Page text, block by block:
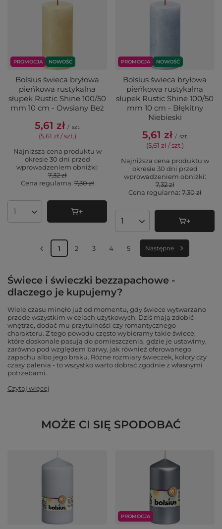
PROMOCJA NOWOŚĆ
Bolsius świeca bryłowa
pieńkowa rustykalna
słupek Rustic Shine 100/50
mm 10 cm - Owsiany Beż
5,61 zł / szt.
(5,61 zł / szt.)
Najniższa cena produktu w
okresie 30 dni przed
wprowadzeniem obniżki:
7,32 zł
Cena regularna:7,30 zł
Ilość produktów
PROMOCJA NOWOŚĆ
Bolsius świeca bryłowa
pieńkowa rustykalna
słupek Rustic Shine 100/50
mm 10 cm - Błękitny
Niebieski
5,61 zł / szt.
(5,61 zł / szt.)
Najniższa cena produktu w
okresie 30 dni przed
wprowadzeniem obniżki:
7,32 zł
Cena regularna:7,30 zł
Ilość produktów
1 2 3 4 5 Następne
Świece i świeczki bezzapachowe -
dlaczego je kupujemy?
Wiele czasu minęło już od momentu, gdy świece wytwarzano
przede wszystkim w celach użytkowych. Dziś mają zdobić
wnętrze, dodać mu przytulności czy romantycznego
charakteru. Z tego powodu często wybieramy takie świece,
które doskonale pasują do pomieszczenia, gdzie je ustawimy,
zarówno pod względem barwy, jak również oferowanego
zapachu albo jego braku. Różne rozmiary świeczek, kolory czy
czasy palenia - to wszystko warto dobrać zgodnie z własnymi
potrzebami.
Czytaj więcej
MOŻE CI SIĘ SPODOBAĆ
PROMOCJA